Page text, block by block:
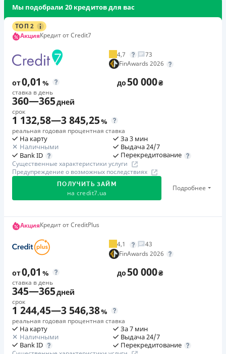
Мы подобрали 20 кредитов для вас
ТОП 2
АкцияКредит от Credit7
4,7
73
FinAwards 2026
от0,01 %
ставка в день
до50 000₴
360—365дней
срок
1 132,58—3 845,25%
реальная годовая процентная ставка
На карту
Наличными
Bank ID
За 3 мин
Выдача 24/7
Перекредитование
Существенные характеристики услуги
Предупреждение о возможных последствиях
ПОЛУЧИТЬ ЗАЙМ
на credit7.ua
Подробнее
Акция: «Кешбэк за друга»
друг регистрируется и получает первый кредит (от
1000 грн), клиент автоматически получает 400 грн
кешбэка. Акция действует до 10.12.2026
🥉 Бронза FinAwards 2026
Бронзовый призер FinAwards 2026 «Лучшая программа
лояльности»
Первый займ
от 0,01%/день до 30 000 ₴
АкцияКредит от CreditPlus
4,1
43
FinAwards 2026
от0,01 %
ставка в день
до50 000₴
345—365дней
срок
1 244,45—3 546,38%
реальная годовая процентная ставка
На карту
Наличными
Bank ID
За 7 мин
Выдача 24/7
Перекредитование